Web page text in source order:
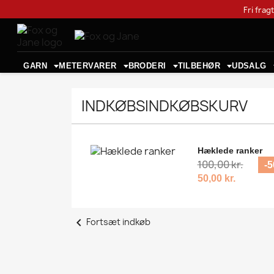
Fri
GARN METERVARER BRODERI TILBEHØR UDSALG
INDKØBSINDKØBSKURV
Hæklede ranker
100,00 kr.
-
50,00 kr.
chevron_left Fortsæt indkøb